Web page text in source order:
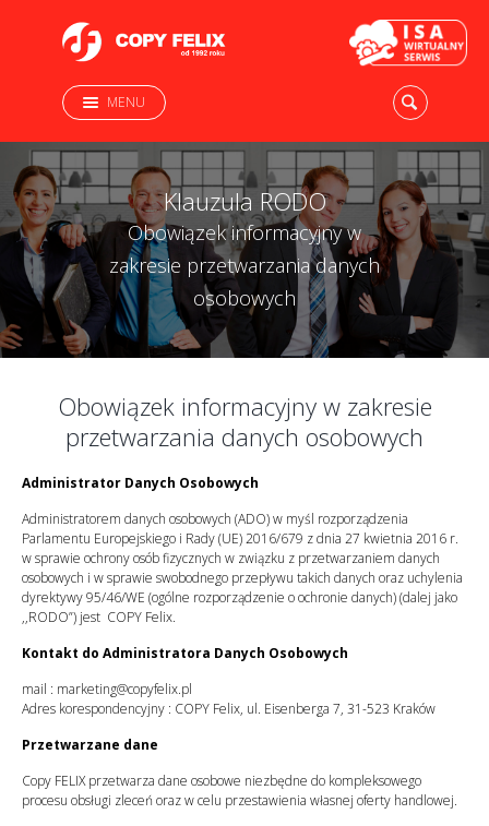
MENU
Klauzula RODO
Obowiązek informacyjny w
zakresie przetwarzania danych
osobowych
Obowiązek informacyjny w zakresie
przetwarzania danych osobowych
Administrator Danych Osobowych
Administratorem danych osobowych (ADO) w myśl rozporządzenia
Parlamentu Europejskiego i Rady (UE) 2016/679 z dnia 27 kwietnia 2016 r.
w sprawie ochrony osób fizycznych w związku z przetwarzaniem danych
osobowych i w sprawie swobodnego przepływu takich danych oraz uchylenia
dyrektywy 95/46/WE (ogólne rozporządzenie o ochronie danych) (dalej jako
,,RODO”) jest COPY Felix.
Kontakt do Administratora Danych Osobowych
mail : marketing@copyfelix.pl
Adres korespondencyjny : COPY Felix, ul. Eisenberga 7, 31-523 Kraków
Przetwarzane dane
Copy FELIX przetwarza dane osobowe niezbędne do kompleksowego
procesu obsługi zleceń oraz w celu przestawienia własnej oferty handlowej.